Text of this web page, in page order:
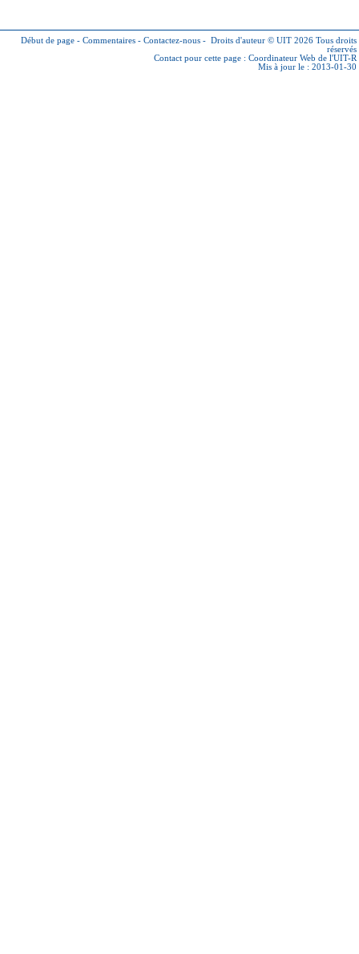
Début de page - Commentaires - Contactez-nous - Droits d'auteur © UIT 2026 Tous droits
réservés
Contact pour cette page : Coordinateur Web de l'UIT-R
Mis à jour le : 2013-01-30